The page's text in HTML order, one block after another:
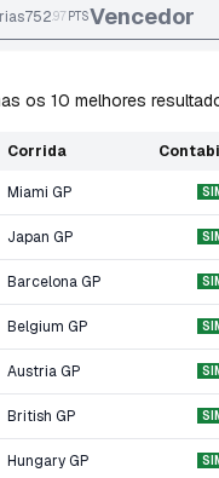
752.97PTSVencedor
os 10 melhores
Corrida
Miami GP
Japan GP
Barcelona GP
Belgium GP
Austria GP
British GP
Hungary GP